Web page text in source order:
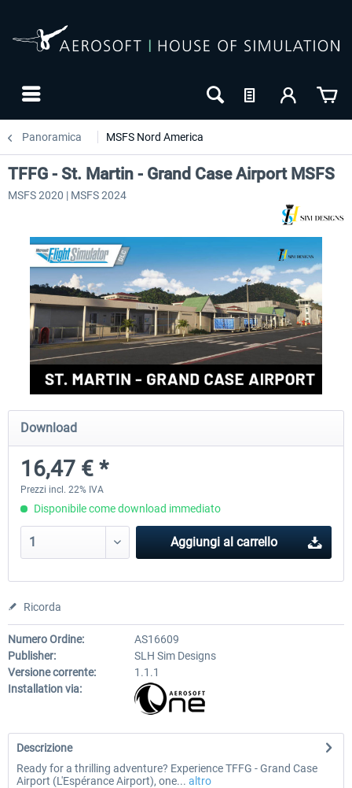
Panoramica MSFS Nord America
FSDG - Greenland Kulusuk MSFS
9,22 € *
Aerosoft Airport
TFFG - St. Martin - Grand Case Airport MSFS
MSFS 2020 | MSFS 2024
Download
16,47 € *
Prezzi incl. 22% IVA
Disponibile come download immediato
Aggiungi al carrello
Ricorda
Numero Ordine:
AS16609
Publisher:
SLH Sim Designs
Versione corrente:
1.1.1
Installation via:
Descrizione
Ready for a thrilling adventure? Experience TFFG - Grand Case
Airport (L'Espérance Airport), one... altro